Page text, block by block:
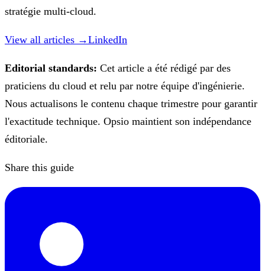
stratégie multi-cloud.
View all articles →LinkedIn
Editorial standards: Cet article a été rédigé par des
praticiens du cloud et relu par notre équipe d'ingénierie.
Nous actualisons le contenu chaque trimestre pour garantir
l'exactitude technique. Opsio maintient son indépendance
éditoriale.
Share this guide